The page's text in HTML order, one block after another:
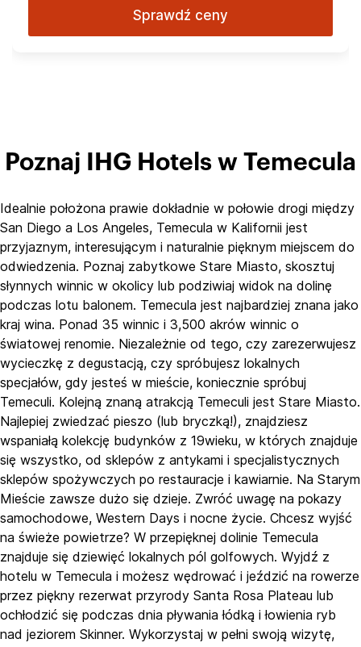
Sprawdź ceny
Poznaj IHG Hotels w Temecula
Idealnie położona prawie dokładnie w połowie drogi między
San Diego a Los Angeles, Temecula w Kalifornii jest
przyjaznym, interesującym i naturalnie pięknym miejscem do
odwiedzenia. Poznaj zabytkowe Stare Miasto, skosztuj
słynnych winnic w okolicy lub podziwiaj widok na dolinę
podczas lotu balonem. Temecula jest najbardziej znana jako
kraj wina. Ponad 35 winnic i 3,500 akrów winnic o
światowej renomie. Niezależnie od tego, czy zarezerwujesz
wycieczkę z degustacją, czy spróbujesz lokalnych
specjałów, gdy jesteś w mieście, koniecznie spróbuj
Temeculi. Kolejną znaną atrakcją Temeculi jest Stare Miasto.
Najlepiej zwiedzać pieszo (lub bryczką!), znajdziesz
wspaniałą kolekcję budynków z 19wieku, w których znajduje
się wszystko, od sklepów z antykami i specjalistycznych
sklepów spożywczych po restauracje i kawiarnie. Na Starym
Mieście zawsze dużo się dzieje. Zwróć uwagę na pokazy
samochodowe, Western Days i nocne życie. Chcesz wyjść
na świeże powietrze? W przepięknej dolinie Temecula
znajduje się dziewięć lokalnych pól golfowych. Wyjdź z
hotelu w Temecula i możesz wędrować i jeździć na rowerze
przez piękny rezerwat przyrody Santa Rosa Plateau lub
ochłodzić się podczas dnia pływania łódką i łowienia ryb
nad jeziorem Skinner. Wykorzystaj w pełni swoją wizytę,